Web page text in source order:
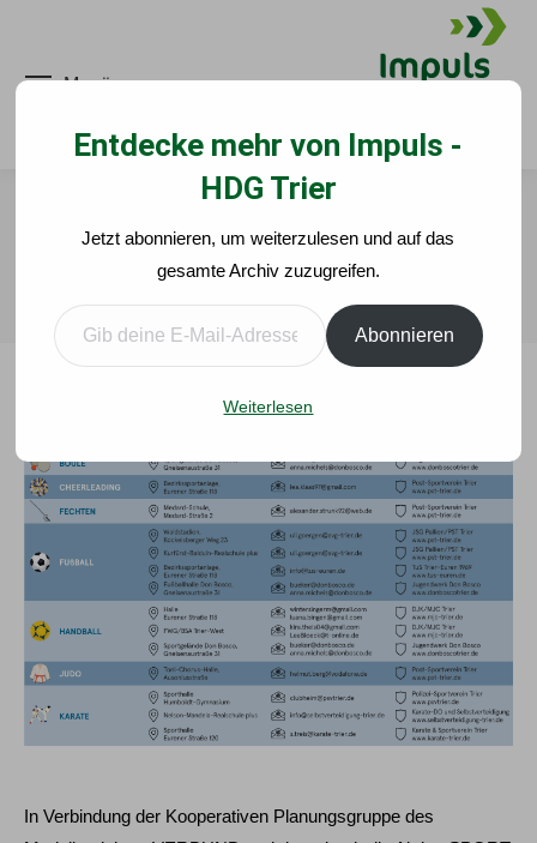
Menü
WEST/PALLIEN
Start Allgemein SPORTANGEBOTE IN TRIER-WEST/PALLIEN
In Verbindung der Kooperativen Planungsgruppe des
Entdecke mehr von Impuls -
HDG Trier
Jetzt abonnieren, um weiterzulesen und auf das
gesamte Archiv zuzugreifen.
Gib deine E-Mail-Adresse ein ...
Abonnieren
Weiterlesen